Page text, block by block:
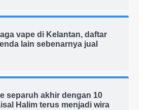
vape di Kelantan, daftar
lain sebenarnya jual
separuh akhir dengan 10
Halim terus menjadi wira